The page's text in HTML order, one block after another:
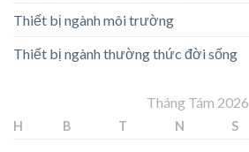
Thiết bị ngành môi trường
Thiết bị ngành thường thức đời sống
Tháng Tám 2026
H B T N S